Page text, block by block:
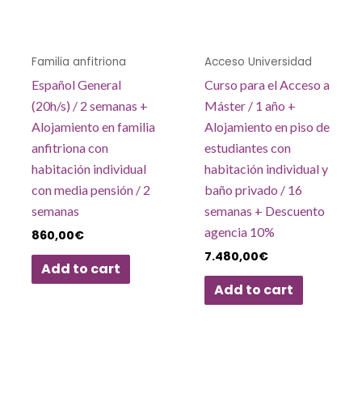
Familia anfitriona
Español General
(20h/s) / 2 semanas +
Alojamiento en familia
anfitriona con
habitación individual
con media pensión / 2
semanas
860,00€
Add to cart
Acceso Universidad
Curso para el Acceso a
Máster / 1 año +
Alojamiento en piso de
estudiantes con
habitación individual y
baño privado / 16
semanas + Descuento
agencia 10%
7.480,00€
Add to cart